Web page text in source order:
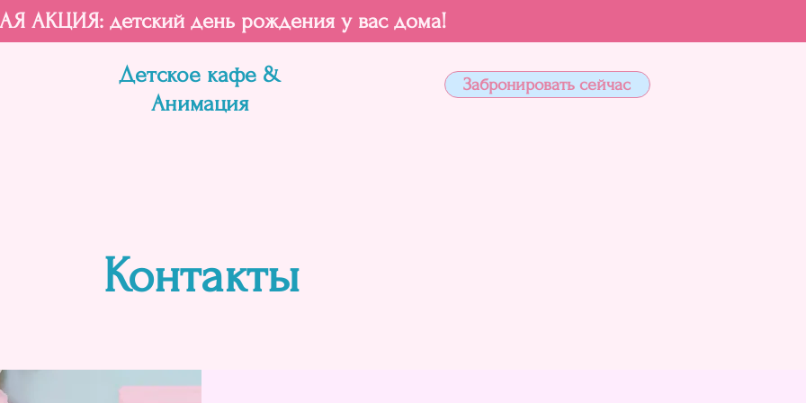
АКЦИЯ: детский день рождения у вас дома!
Детское кафе &
Анимация
Забронировать сейчас
Контакты